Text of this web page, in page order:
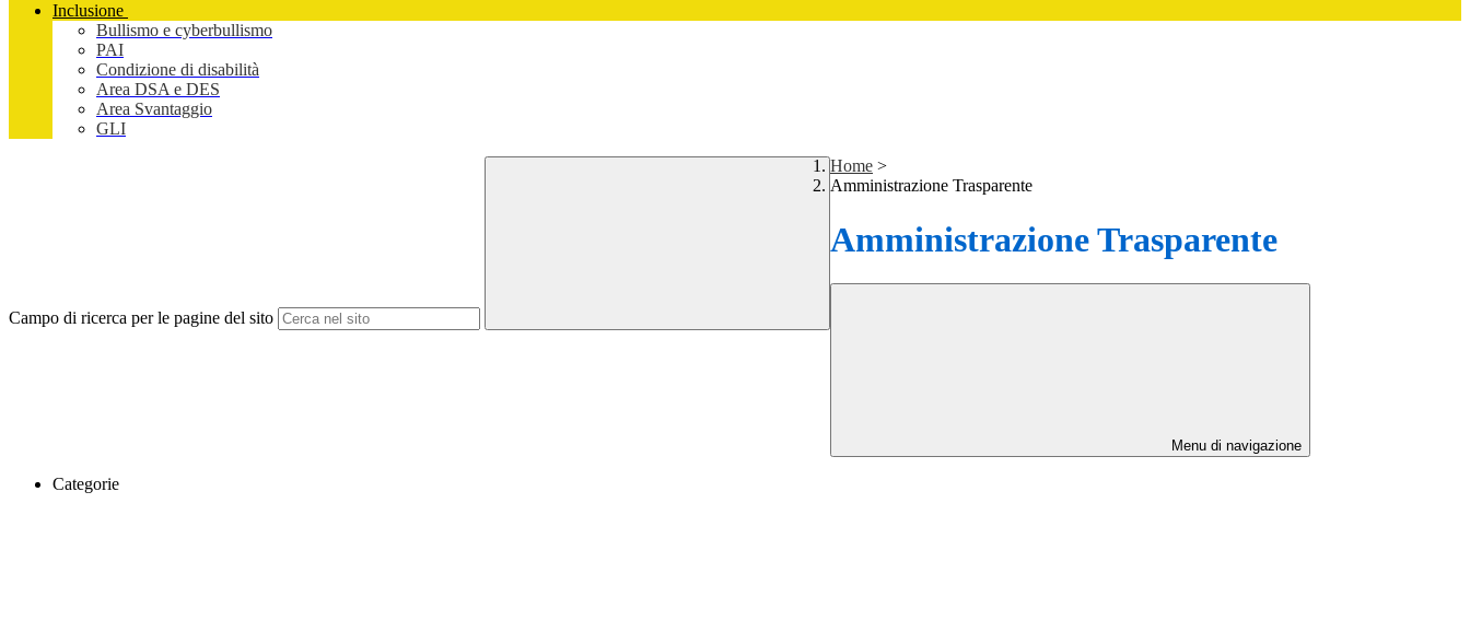
Inclusione
Bullismo e cyberbullismo
PAI
Condizione di disabilità
Area DSA e DES
Area Svantaggio
GLI
Campo di ricerca per le pagine del sito
Home >
Amministrazione Trasparente
Amministrazione Trasparente
Menu di navigazione
Categorie